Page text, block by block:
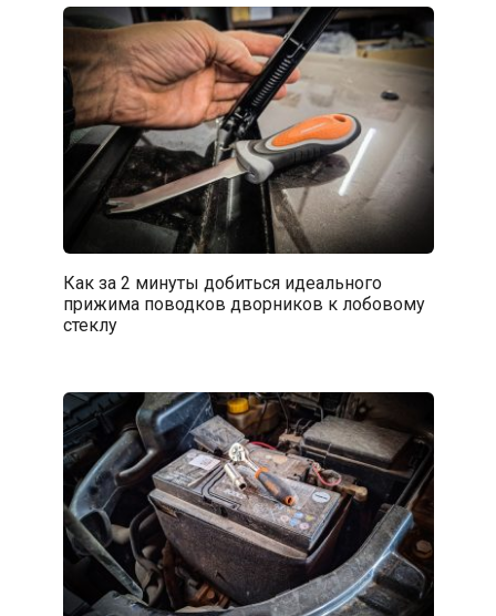
Как за 2 минуты добиться идеального
прижима поводков дворников к лобовому
стеклу